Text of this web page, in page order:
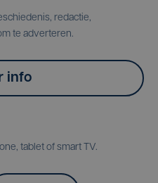
redactie,
te adverteren.
info
tablet of smart TV.